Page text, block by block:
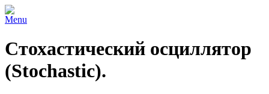
Menu
Стохастический осциллятор
(Stochastic).